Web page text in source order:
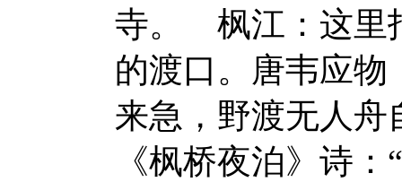
寺。 枫江：这里
的渡口。唐韦应物
来急，野渡无人舟
《枫桥夜泊》诗